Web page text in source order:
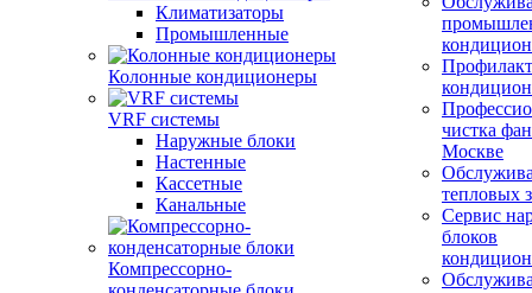
Климатизаторы
Промышленные
Колонные кондиционеры
VRF системы
Наружные блоки
Настенные
Кассетные
Канальные
Компрессорно-
чистка
Москве
тепловых
Сервис
блоков